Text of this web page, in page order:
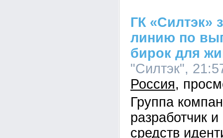
ГК «Силтэк»
линию по
бирок для
"Силтэк",
Россия
Группа
разработчик
средств